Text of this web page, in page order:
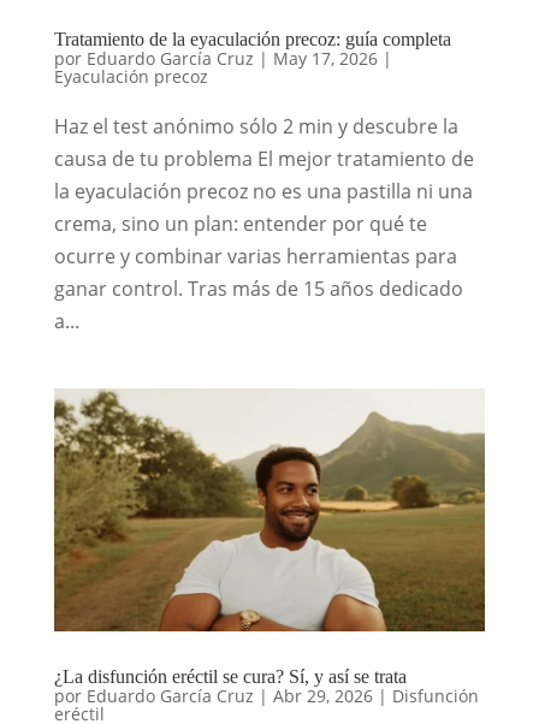
Tratamiento de la eyaculación precoz: guía completa
por Eduardo García Cruz | May 17, 2026|
Eyaculación precoz
Haz el test anónimo sólo 2 min y descubre la
causa de tu problema El mejor tratamiento de
la eyaculación precoz no es una pastilla ni una
crema, sino un plan: entender por qué te
ocurre y combinar varias herramientas para
ganar control. Tras más de 15 años dedicado
a...
¿La disfunción eréctil se cura? Sí, y así se trata
por Eduardo García Cruz | Abr 29, 2026| Disfunción
eréctil